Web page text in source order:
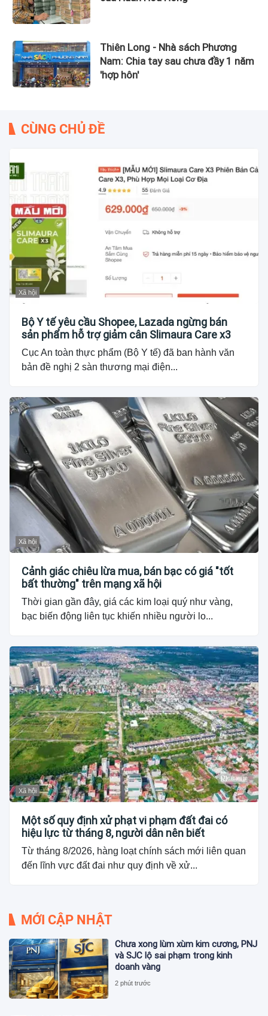
Thiên Long - Nhà sách Phương
Nam: Chia tay sau chưa đầy 1 năm
'hợp hôn'
CÙNG CHỦ ĐỀ
Xã hội
Bộ Y tế yêu cầu Shopee, Lazada ngừng bán
sản phẩm hỗ trợ giảm cân Slimaura Care x3
Cục An toàn thực phẩm (Bộ Y tế) đã ban hành văn
bản đề nghị 2 sàn thương mại điện...
Xã hội
Cảnh giác chiêu lừa mua, bán bạc có giá "tốt
bất thường" trên mạng xã hội
Thời gian gần đây, giá các kim loại quý như vàng,
bạc biến động liên tục khiến nhiều người lo...
Xã hội
Một số quy định xử phạt vi phạm đất đai có
hiệu lực từ tháng 8, người dân nên biết
Từ tháng 8/2026, hàng loạt chính sách mới liên quan
đến lĩnh vực đất đai như quy định về xử...
MỚI CẬP NHẬT
Chưa xong lùm xùm kim cương, PNJ
và SJC lộ sai phạm trong kinh
doanh vàng
2 phút trước